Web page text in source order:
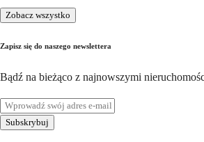
Zobacz wszystko
Zapisz się do naszego newslettera
Bądź na bieżąco z najnowszymi
Subskrybuj